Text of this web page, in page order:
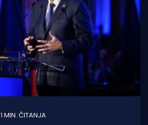
1 MIN. ČITANJA